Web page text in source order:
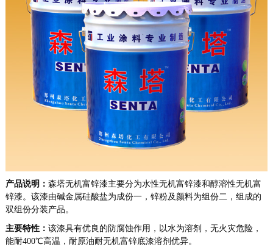
产品说明： 森塔无机富锌漆主要分为水性无机富锌漆和醇溶性无机富
锌漆。该漆由碱金属硅酸盐为成份一，锌粉及颜料为组份二，组成的
双组份分装产品。
主要特性： 该漆具有优良的防腐蚀作用，以水为溶剂，无火灾危险，
能耐400℃高温，耐原油耐无机富锌底漆溶剂优异。